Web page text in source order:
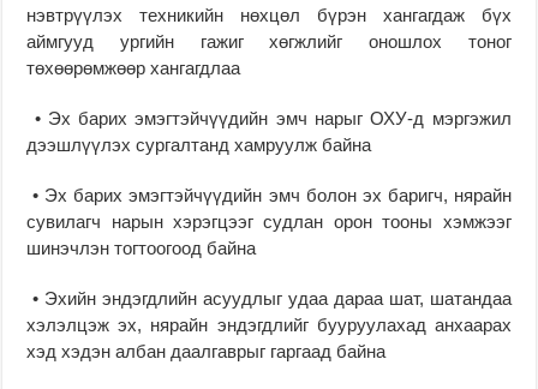
нэвтрүүлэх техникийн нөхцөл бүрэн хангагдаж бүх
аймгууд ургийн гажиг хөгжлийг оношлох тоног
төхөөрөмжөөр хангагдлаа
• Эх барих эмэгтэйчүүдийн эмч нарыг ОХУ-д мэргэжил
дээшлүүлэх сургалтанд хамруулж байна
• Эх барих эмэгтэйчүүдийн эмч болон эх баригч, нярайн
сувилагч нарын хэрэгцээг судлан орон тооны хэмжээг
шинэчлэн тогтоогоод байна
• Эхийн эндэгдлийн асуудлыг удаа дараа шат, шатандаа
хэлэлцэж эх, нярайн эндэгдлийг бууруулахад анхаарах
хэд хэдэн албан даалгаврыг гаргаад байна